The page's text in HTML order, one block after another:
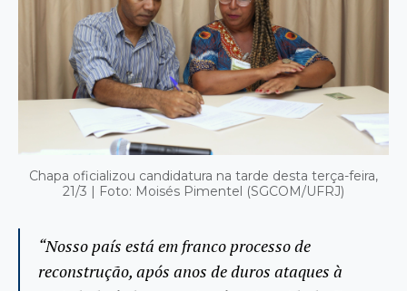
Chapa oficializou candidatura na tarde desta terça-feira,
21/3 | Foto: Moisés Pimentel (SGCOM/UFRJ)
“Nosso país está em franco processo de
reconstrução, após anos de duros ataques à